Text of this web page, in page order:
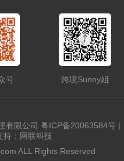
号 跨境Sunny姐
有限公司 粤ICP备20063584号|
持：网联科技
ALL Rights Reserved